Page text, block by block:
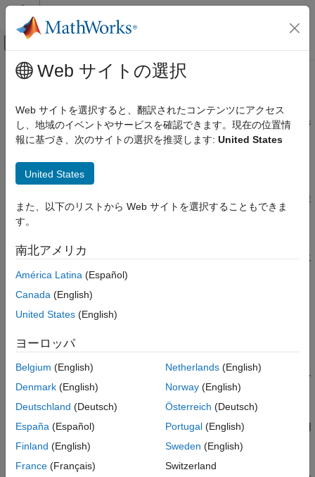
コンテンツへスキップ
オフキャンバス ナビゲーション メ
ドキュメンテーションのホーム
Parallel Computing Toolbox
Parallel Computing Toolbox 入門
用途
Simulink での並列計算
数学および最適化
信号処理、オーディオ、ウェーブレット
無線通信、アンテナ、レーダー
イメージ処理とコンピューター ビジョン
並列 for ループ (parfor)
ビッグ データの処理
バッチ処理
GPU コンピューティング
クラスターとクラウド
メインコンテンツ
用途
シミュレーション、ソルバー、統計モデル、信号処理、イメージ
処理の高速化の例を参照する
GPU およびコンピューター クラスターを使用して、計算量やデ
ータ量の多い問題を解くことができます。並列 for ループ、特殊
な配列タイプ、並列化された数値アルゴリズムなどの高度な構造
により、CUDA ®または MPI のプログラミングなしに MATLAB
アプリケーションをスケーリングできます。
これらの例を参照して、結果が得られるまでの時間が並列計算に
よってどのように短縮されるかをご覧ください。
カテゴリ
Simulink ® のシミュレーションを並列計算を使用して高速化する
数学および最適化
線形代数問題と最適化問題の求解を並列計算を使用して高速化す
る
AI と統計
統計、機械学習、深層学習のアプリケーションを並列計算を使用
して高速化する
信号処理、オーディオ、ウェーブレット
Web サイトの選択
Web サイトを選択すると、翻訳されたコンテンツにアクセス
し、地域のイベントやサービスを確認できます。現在の位置情
報に基づき、次のサイトの選択を推奨します: United States
United States
また、以下のリストから Web サイトを選択することもできま
す。
南北アメリカ
América Latina (Español)
Canada (English)
United States (English)
ヨーロッパ
Belgium (English)
Denmark (English)
Deutschland (Deutsch)
España (Español)
Finland (English)
France (Français)
Netherlands(English)
Norway(English)
Österreich (Deutsch)
Portugal(English)
Sweden (English)
Switzerland